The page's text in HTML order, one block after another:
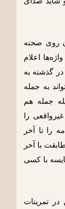
روی صحنه
اعلام
گذشته به
به جمله
جمله هم
را
را تا آخر
با آخر
با کسی
در تمرینات